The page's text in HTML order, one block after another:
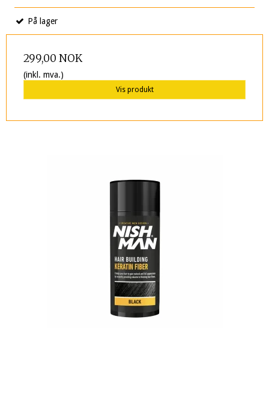
På lager
299,00 NOK
(inkl. mva.)
Vis produkt